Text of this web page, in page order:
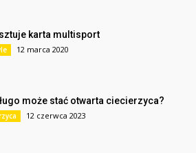
karta multisport
12 marca 2020
może stać otwarta ciecierzyca?
12 czerwca 2023